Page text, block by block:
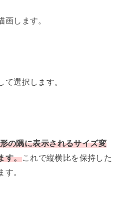
します。
選択します。
の隅に表示されるサイズ変
す。これで縦横比を保持した
。